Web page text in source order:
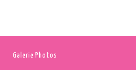
Galerie Photos